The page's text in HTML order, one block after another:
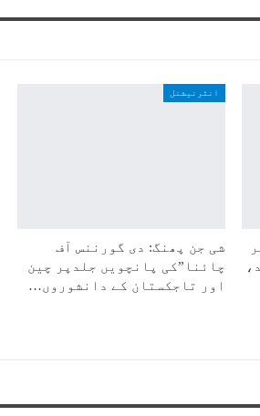
انٹرنیشنل
شی جن پھنگ: دی گورننس آف
چائنا”کی پانچویں جلدپر چین
اور تاجکستان کے دانشوروں…